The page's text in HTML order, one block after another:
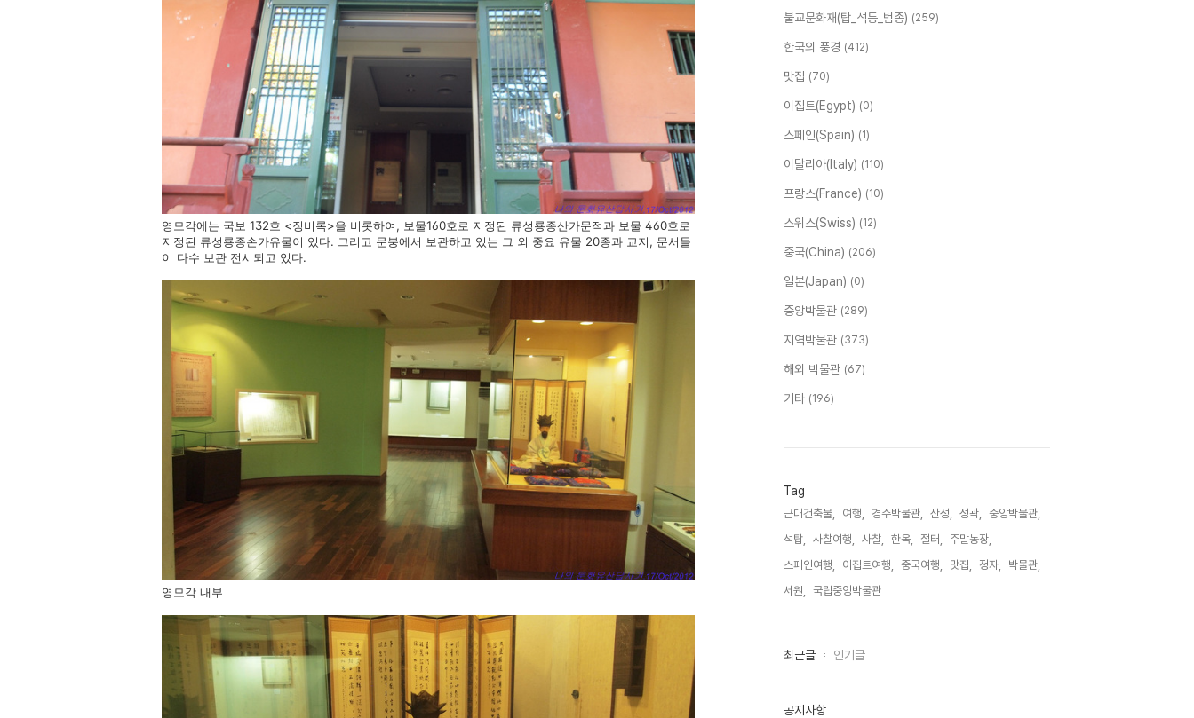
영모각에는 국보 132호 <징비록>을 비롯하여, 보물160호로 지정된 류성룡종산가문적과 보물 460호로
지정된 류성룡종손가유물이 있다. 그리고 문붕에서 보관하고 있는 그 외 중요 유물 20종과 교지, 문서들
이 다수 보관 전시되고 있다.
영모각 내부
불교문화재(탑_석등_범종) (259)
한국의 풍경 (412)
맛집 (70)
이집트(Egypt) (0)
스페인(Spain) (1)
이탈리아(Italy) (110)
프랑스(France) (10)
스위스(Swiss) (12)
중국(China) (206)
일본(Japan) (0)
중앙박물관 (289)
지역박물관 (373)
해외 박물관 (67)
기타 (196)
Tag
근대건축물, 여행, 경주박물관, 산성, 성곽,
중앙박물관,
석탑,
사찰여행, 사찰, 한옥, 절터,
주말농장,
스페인여행,
이집트여행, 중국여행, 맛집, 정자,
박물관,
서원,
국립중앙박물관,
최
인
최근글 인기글
공지사항